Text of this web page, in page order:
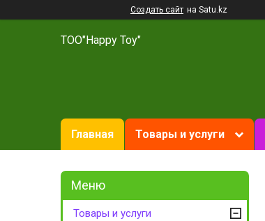
Создать сайт на Satu.kz
ТОО"Happy Toy"
Главная Товары и услуги
Товары и услуги